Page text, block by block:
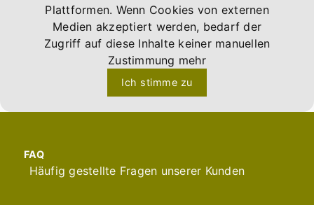
Plattformen. Wenn Cookies von externen
Medien akzeptiert werden, bedarf der
Zugriff auf diese Inhalte keiner manuellen
Zustimmung mehr
Ich stimme zu
FAQ
Häufig gestellte Fragen unserer Kunden